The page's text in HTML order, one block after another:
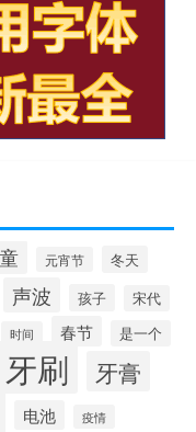
元宵节 冬天
声波 孩子 宋代
时间 春节 是一个
牙刷 牙膏
电池 疫情